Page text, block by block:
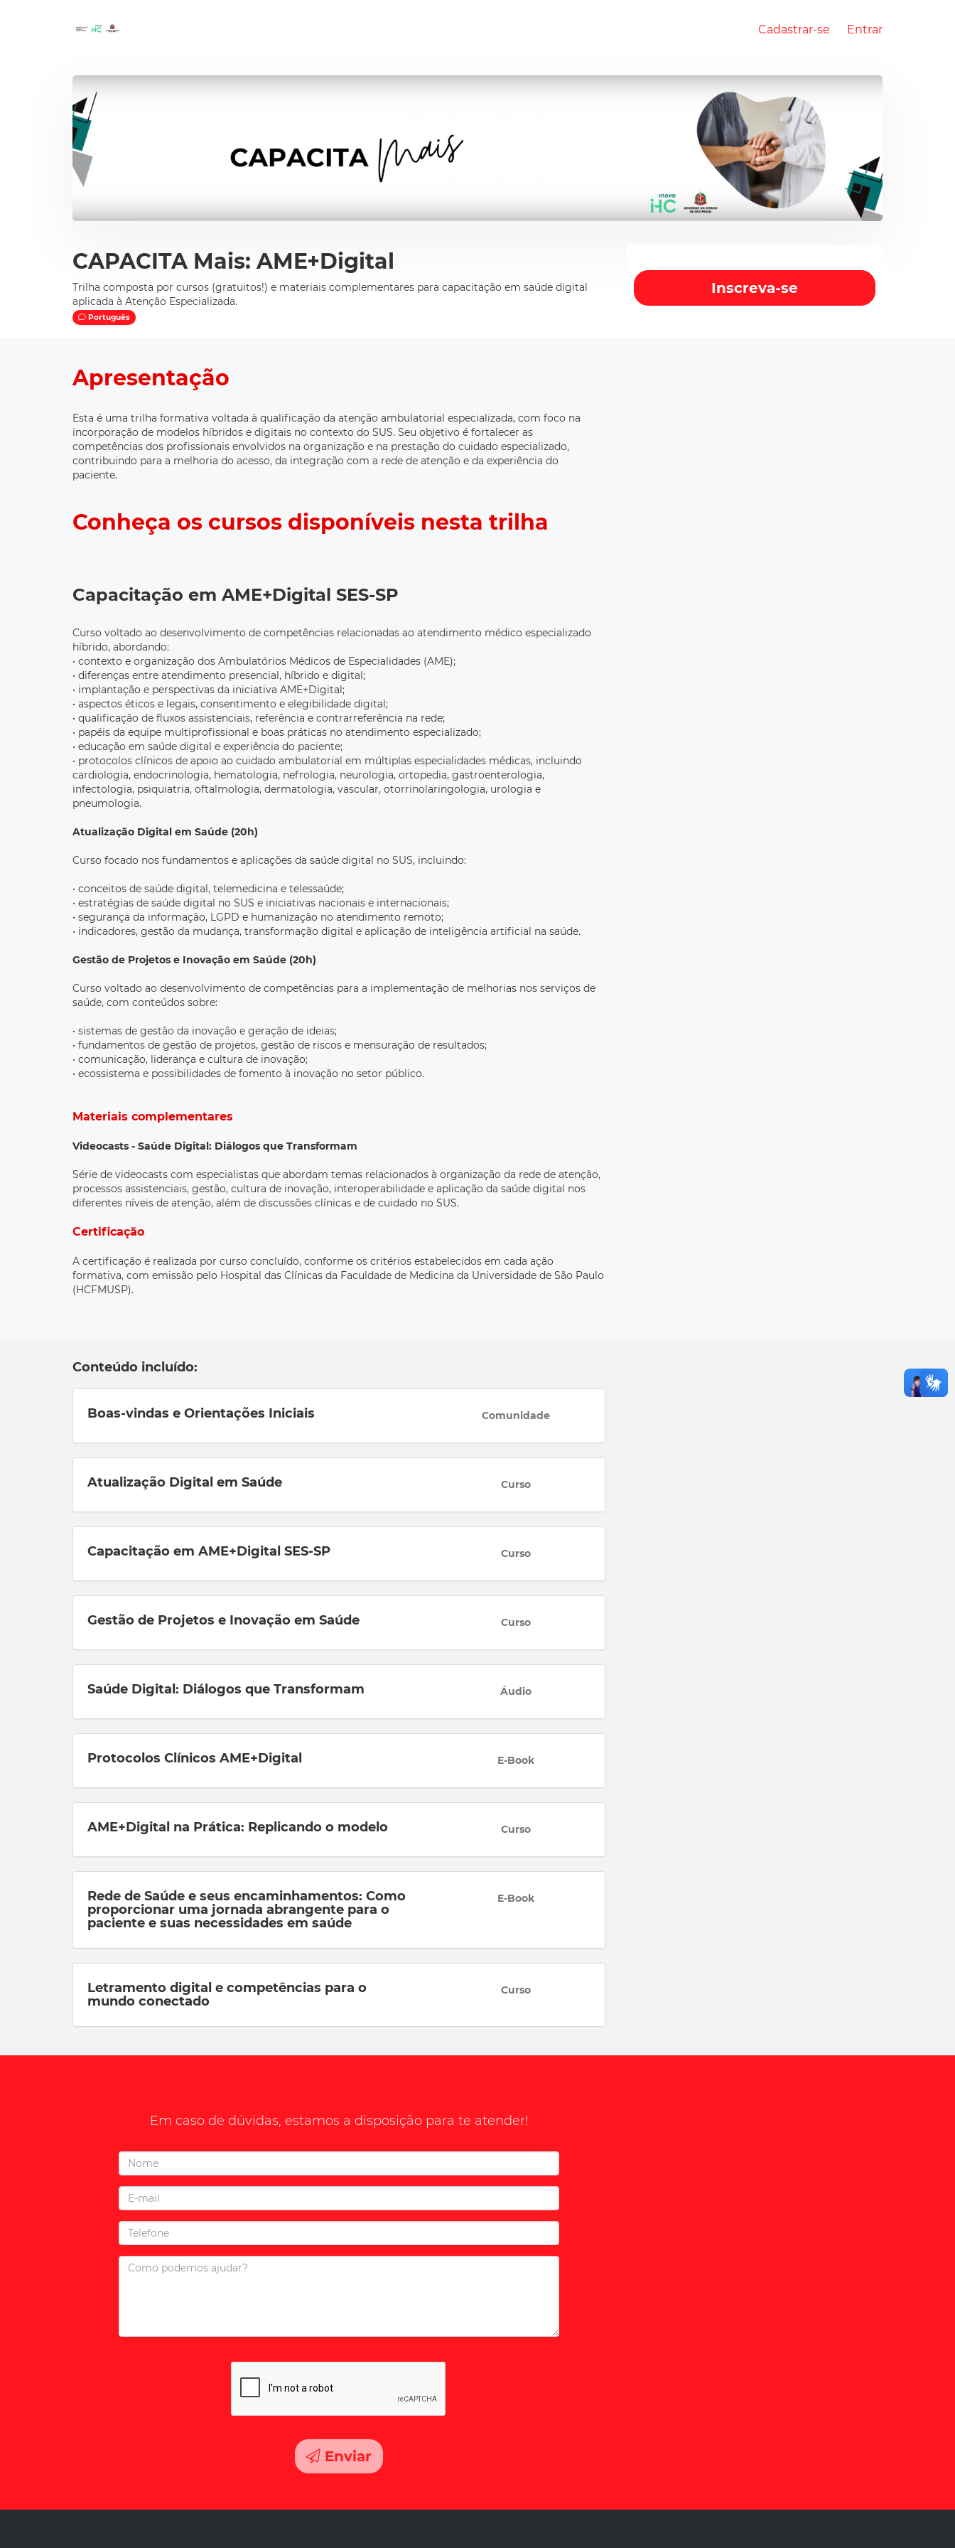
Cadastrar-se Entrar
CAPACITA Mais: AME+Digital
Trilha composta por cursos (gratuitos!) e materiais complementares para capacitação em saúde digital
aplicada à Atenção Especializada.
Português
Inscreva-se
Apresentação
Esta é uma trilha formativa voltada à qualificação da atenção ambulatorial especializada, com foco na
incorporação de modelos híbridos e digitais no contexto do SUS. Seu objetivo é fortalecer as
competências dos profissionais envolvidos na organização e na prestação do cuidado especializado,
contribuindo para a melhoria do acesso, da integração com a rede de atenção e da experiência do
paciente.
Conheça os cursos disponíveis nesta trilha
Capacitação em AME+Digital SES-SP
Curso voltado ao desenvolvimento de competências relacionadas ao atendimento médico especializado
híbrido, abordando:
• contexto e organização dos Ambulatórios Médicos de Especialidades (AME);
• diferenças entre atendimento presencial, híbrido e digital;
• implantação e perspectivas da iniciativa AME+Digital;
• aspectos éticos e legais, consentimento e elegibilidade digital;
• qualificação de fluxos assistenciais, referência e contrarreferência na rede;
• papéis da equipe multiprofissional e boas práticas no atendimento especializado;
• educação em saúde digital e experiência do paciente;
• protocolos clínicos de apoio ao cuidado ambulatorial em múltiplas especialidades médicas, incluindo
cardiologia, endocrinologia, hematologia, nefrologia, neurologia, ortopedia, gastroenterologia,
infectologia, psiquiatria, oftalmologia, dermatologia, vascular, otorrinolaringologia, urologia e
pneumologia.
Atualização Digital em Saúde (20h)
Curso focado nos fundamentos e aplicações da saúde digital no SUS, incluindo:
• conceitos de saúde digital, telemedicina e telessaúde;
• estratégias de saúde digital no SUS e iniciativas nacionais e internacionais;
• segurança da informação, LGPD e humanização no atendimento remoto;
• indicadores, gestão da mudança, transformação digital e aplicação de inteligência artificial na saúde.
Gestão de Projetos e Inovação em Saúde (20h)
Curso voltado ao desenvolvimento de competências para a implementação de melhorias nos serviços de
saúde, com conteúdos sobre:
• sistemas de gestão da inovação e geração de ideias;
• fundamentos de gestão de projetos, gestão de riscos e mensuração de resultados;
• comunicação, liderança e cultura de inovação;
• ecossistema e possibilidades de fomento à inovação no setor público.
Materiais complementares
Videocasts - Saúde Digital: Diálogos que Transformam
Série de videocasts com especialistas que abordam temas relacionados à organização da rede de atenção,
processos assistenciais, gestão, cultura de inovação, interoperabilidade e aplicação da saúde digital nos
diferentes níveis de atenção, além de discussões clínicas e de cuidado no SUS.
Certificação
A certificação é realizada por curso concluído, conforme os critérios estabelecidos em cada ação
formativa, com emissão pelo Hospital das Clínicas da Faculdade de Medicina da Universidade de São Paulo
(HCFMUSP).
Conteúdo incluído:
Boas-vindas e Orientações Iniciais Comunidade
Atualização Digital em Saúde Curso
Capacitação em AME+Digital SES-SP Curso
Gestão de Projetos e Inovação em Saúde Curso
Saúde Digital: Diálogos que Transformam Áudio
Protocolos Clínicos AME+Digital E-Book
AME+Digital na Prática: Replicando o modelo Curso
Rede de Saúde e seus encaminhamentos: Como
proporcionar uma jornada abrangente para o
paciente e suas necessidades em saúde
E-Book
Letramento digital e competências para o
mundo conectado
Curso
Em caso de dúvidas, estamos a disposição para te atender!
Enviar